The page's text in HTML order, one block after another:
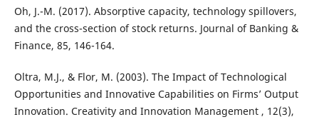
Oh, J.-M. (2017). Absorptive capacity, technology spillovers,
and the cross-section of stock returns. Journal of Banking &
Finance, 85, 146-164.
Oltra, M.J., & Flor, M. (2003). The Impact of Technological
Opportunities and Innovative Capabilities on Firms’ Output
Innovation. Creativity and Innovation Management , 12(3),